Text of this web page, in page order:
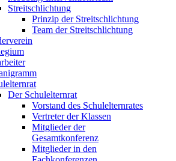
Streitschlichtung
Prinzip der Streitschlichtung
Team der Streitschlichtung
Der Schulelternrat
Vorstand des Schulelternrates
Vertreter der Klassen
Mitglieder der
Gesamtkonferenz
Mitglieder in den